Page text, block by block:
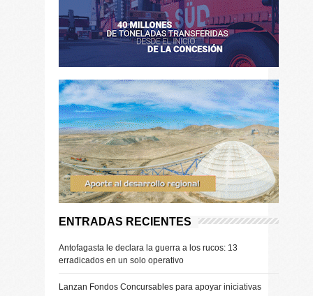
ENTRADAS RECIENTES
Antofagasta le declara la guerra a los rucos: 13
erradicados en un solo operativo
Lanzan Fondos Concursables para apoyar iniciativas